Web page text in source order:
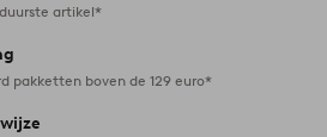
artikel*
pakketten boven de 129 euro*